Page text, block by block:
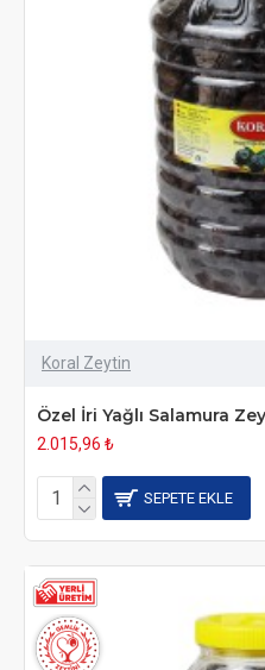
Koral Zeytin
Özel İri Yağlı Salamura
2.015,96 ₺
SEPETE EKLE